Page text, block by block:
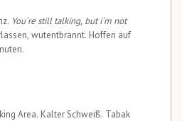
You´re still talking, but i´m not
wutentbrannt. Hoffen auf
Area. Kalter Schweiß. Tabak